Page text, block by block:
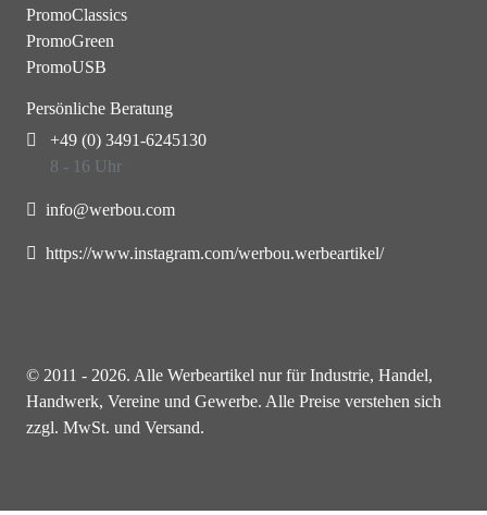
PromoClassics
PromoGreen
PromoUSB
Persönliche Beratung
+49 (0) 3491-6245130
8 - 16 Uhr
info@werbou.com
https://www.instagram.com/werbou.werbeartikel/
© 2011 - 2026. Alle Werbeartikel nur für Industrie, Handel,
Handwerk, Vereine und Gewerbe. Alle Preise verstehen sich
zzgl. MwSt. und Versand.